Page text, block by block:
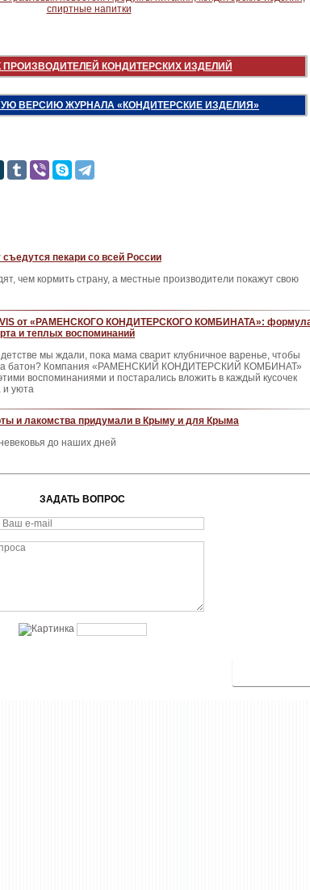
КОНДИТЕРСКИХ ИЗДЕЛИЙ
ВЕРСИЮ ЖУРНАЛА «КОНДИТЕРСКИЕ ИЗДЕЛИЯ»
пекари со всей России
чем кормить страну, а местные производители покажут свою
от «РАМЕНСКОГО КОНДИТЕРСКОГО КОМБИНАТА»:
и теплых воспоминаний
мы ждали, пока мама сварит клубничное варенье, чтобы
на батон? Компания «РАМЕНСКИЙ КОНДИТЕРСКИЙ КОМБИНАТ»
воспоминаниями и постарались вложить в каждый кусочек
и уюта
и лакомства придумали в Крыму и для Крыма
до наших дней
ЗАДАТЬ ВОПРОС